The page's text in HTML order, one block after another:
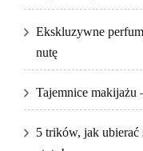
Ekskluzywne
nutę
Tajemnice makijażu
5 trików, jak ubierać